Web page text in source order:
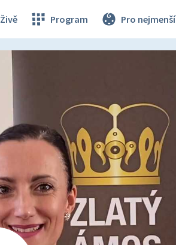
Živě Program Pro nejmenší